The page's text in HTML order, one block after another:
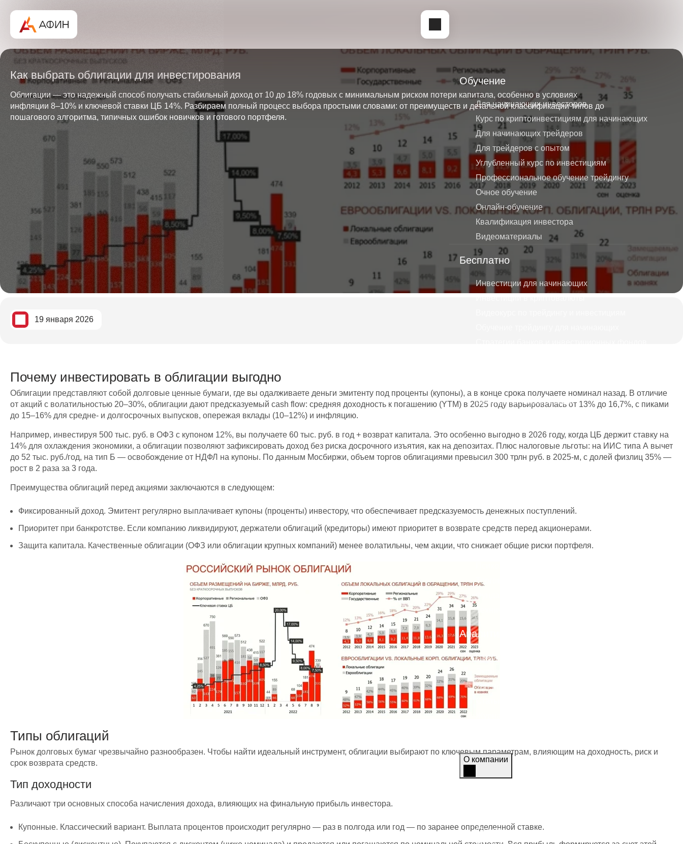
Обучение
Для начинающих инвесторов
Курс по криптоинвестициям для начинающих
Для начинающих трейдеров
Для трейдеров с опытом
Углубленный курс по инвестициям
Профессиональное обучение трейдингу
Очное обучение
Онлайн-обучение
Квалификация инвестора
Видеоматериалы
Бесплатно
Инвестиции для начинающих
Бесплатная консультация
Курсы
Фондовый рынок
Криптовалюты
Торговые стратегии
Фундаментальный анализ
Технический анализ
Аналитика
Графики
Топ-новости
О компании
Отзывы
Как выбрать облигации для инвестирования
Облигации — это надежный способ получать стабильный доход от 10 до 18% годовых с минимальным риском потери капитала, особенно в условиях
инфляции 8–10% и ключевой ставки ЦБ 14%. Разбираем полный процесс выбора простыми словами: от преимуществ и детальной классификации типов до
пошагового алгоритма, типичных ошибок новичков и готового портфеля.
19 января 2026
Почему инвестировать в облигации выгодно
Облигации представляют собой долговые ценные бумаги, где вы одалживаете деньги эмитенту под проценты (купоны), а в конце срока получаете номинал назад. В отличие
от акций с волатильностью 20–30%, облигации дают предсказуемый cash flow: средняя доходность к погашению (YTM) в 2025 году варьировалась от 13% до 16,7%, с пиками
до 15–16% для средне- и долгосрочных выпусков, опережая вклады (10–12%) и инфляцию.
Например, инвестируя 500 тыс. руб. в ОФЗ с купоном 12%, вы получаете 60 тыс. руб. в год + возврат капитала. Это особенно выгодно в 2026 году, когда ЦБ держит ставку на
14% для охлаждения экономики, а облигации позволяют зафиксировать доход без риска досрочного изъятия, как на депозитах. Плюс налоговые льготы: на ИИС типа А вычет
до 52 тыс. руб./год, на тип Б — освобождение от НДФЛ на купоны. По данным Мосбиржи, объем торгов облигациями превысил 300 трлн руб. в 2025-м, с долей физлиц 35% —
рост в 2 раза за 3 года.
Преимущества облигаций перед акциями заключаются в следующем:
Фиксированный доход. Эмитент регулярно выплачивает купоны (проценты) инвестору, что обеспечивает предсказуемость денежных поступлений.
Приоритет при банкротстве. Если компанию ликвидируют, держатели облигаций (кредиторы) имеют приоритет в возврате средств перед акционерами.
Защита капитала. Качественные облигации (ОФЗ или облигации крупных компаний) менее волатильны, чем акции, что снижает общие риски портфеля.
Типы облигаций
Рынок долговых бумаг чрезвычайно разнообразен. Чтобы найти идеальный инструмент, облигации выбирают по ключевым параметрам, влияющим на доходность, риск и
срок возврата средств.
Тип доходности
Различают три основных способа начисления дохода, влияющих на финальную прибыль инвестора.
Купонные. Классический вариант. Выплата процентов происходит регулярно — раз в полгода или год — по заранее определенной ставке.